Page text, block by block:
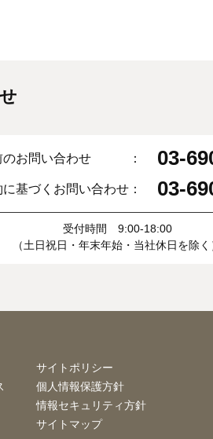
のお問い合わせ ： 03-
基づくお問い合わせ： 03-
受付時間 9:00-18:00
（土日祝日・年末年始・当社休日を除く
サイトポリシー
個人情報保護方針
情報セキュリティ方針
サイトマップ